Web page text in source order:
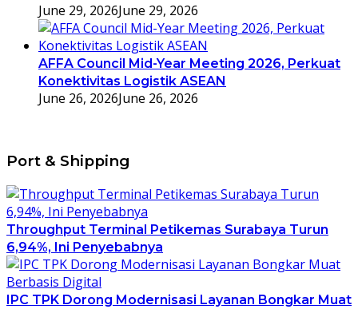
June 29, 2026June 29, 2026
AFFA Council Mid-Year Meeting 2026, Perkuat
Konektivitas Logistik ASEAN
June 26, 2026June 26, 2026
Port & Shipping
Throughput Terminal Petikemas Surabaya Turun
6,94%, Ini Penyebabnya
IPC TPK Dorong Modernisasi Layanan Bongkar Muat